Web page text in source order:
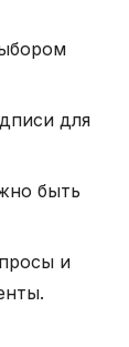
для
быть
и